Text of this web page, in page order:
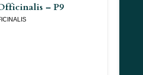
– P9